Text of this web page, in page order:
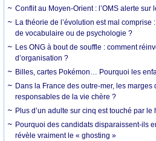
Conflit au Moyen-Orient : l’OMS alerte
La théorie de l’évolution est mal
de vocabulaire ou de psychologie ?
Les ONG à bout de souffle : comment
d’organisation ?
Billes, cartes Pokémon… Pourquoi les
Dans la France des outre-mer, les
responsables de la vie chère ?
Plus d’un adulte sur cinq est touché par
Pourquoi des candidats disparaissent-ils
révèle vraiment le « ghosting »